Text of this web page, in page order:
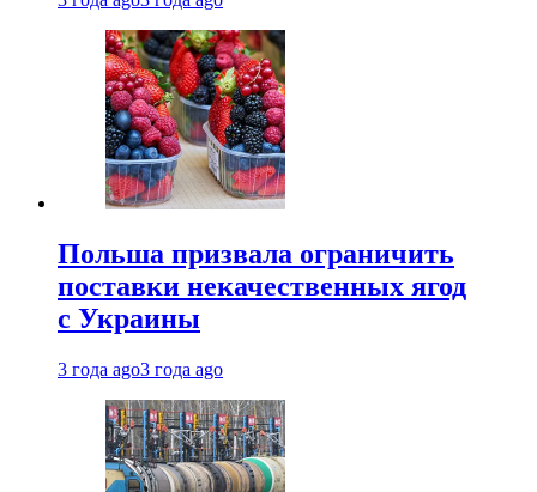
Польша призвала ограничить
поставки некачественных ягод
с Украины
3 года ago3 года ago